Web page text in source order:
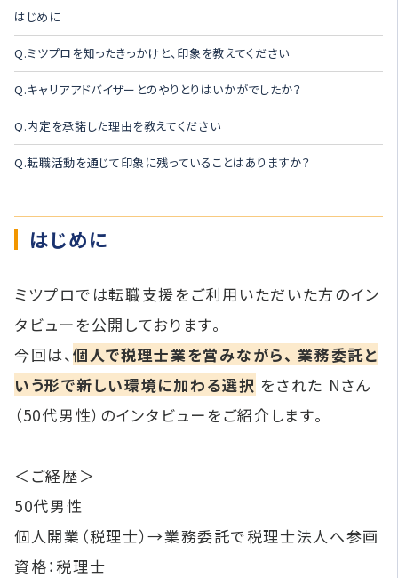
はじめに
Q.ミツプロを知ったきっかけと、印象を教えてください
Q.キャリアアドバイザーとのやりとりはいかがでしたか？
Q.内定を承諾した理由を教えてください
Q.転職活動を通じて印象に残っていることはありますか？
はじめに
ミツプロでは転職支援をご利用いただいた方のイン
タビューを公開しております。
今回は、 個人で税理士業を営みながら、 業務委託と
いう形で新しい環境に加わる選択 をされた Nさん
（50代男性）のインタビューをご紹介します。
＜ご経歴＞
50代男性
個人開業（税理士）→業務委託で税理士法人へ参画
資格：税理士